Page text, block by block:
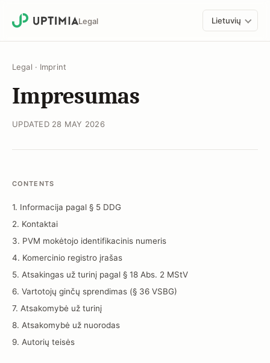
Legal Lietuvių
Legal · Imprint
Impresumas
UPDATED 28 MAY 2026
CONTENTS
1. Informacija pagal § 5 DDG
2. Kontaktai
3. PVM mokėtojo identifikacinis numeris
4. Komercinio registro įrašas
5. Atsakingas už turinį pagal § 18 Abs. 2 MStV
6. Vartotojų ginčų sprendimas (§ 36 VSBG)
7. Atsakomybė už turinį
8. Atsakomybė už nuorodas
9. Autorių teisės